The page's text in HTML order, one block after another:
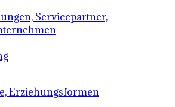
Servicepartner,
Erziehungsformen